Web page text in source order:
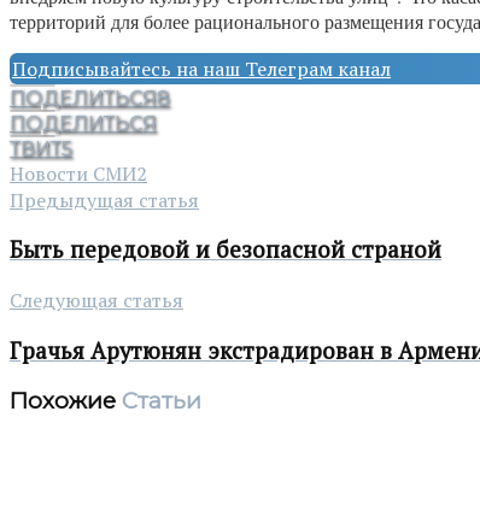
территорий для более рационального размещения
Подписывайтесь на наш Телеграм канал
ПОДЕЛИТЬСЯ8
ПОДЕЛИТЬСЯ
ТВИТ5
Новости СМИ2
Предыдущая статья
Быть передовой и безопасной страной
Следующая статья
Грачья Арутюнян экстрадирован в
Похожие Статьи